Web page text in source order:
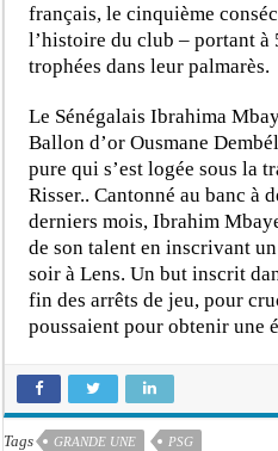
français, le cinquième
l’histoire du club – portant à
trophées dans leur palmarès.
Le Sénégalais Ibrahima
Ballon d’or Ousmane
pure qui s’est logée sous la
Risser.. Cantonné au banc à
derniers mois, Ibrahim
de son talent en inscrivant
soir à Lens. Un but inscrit
fin des arrêts de jeu, pour
poussaient pour obtenir une
Tags GRANDE UNE PSG